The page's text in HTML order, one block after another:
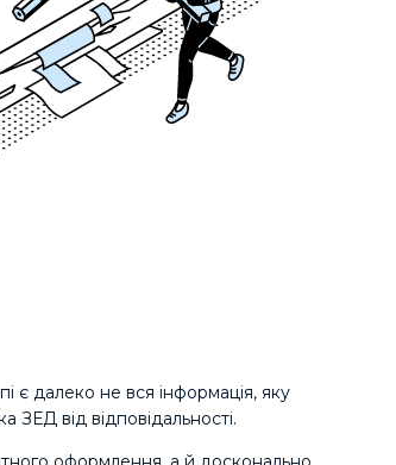
є далеко не вся інформація, яку
ЗЕД від відповідальності.